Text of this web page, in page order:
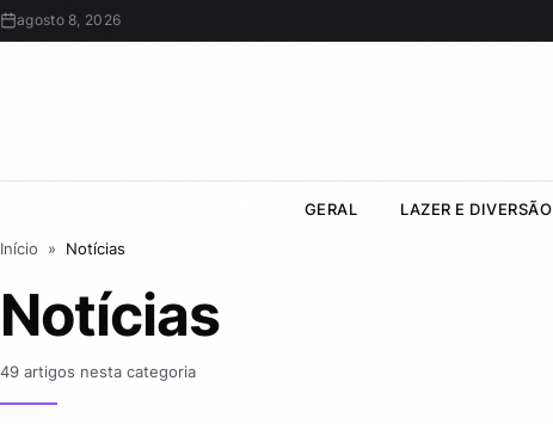
agosto 8, 2026
GERAL LAZER E DIVERSÃO
Início » Notícias
Notícias
49 artigos nesta categoria